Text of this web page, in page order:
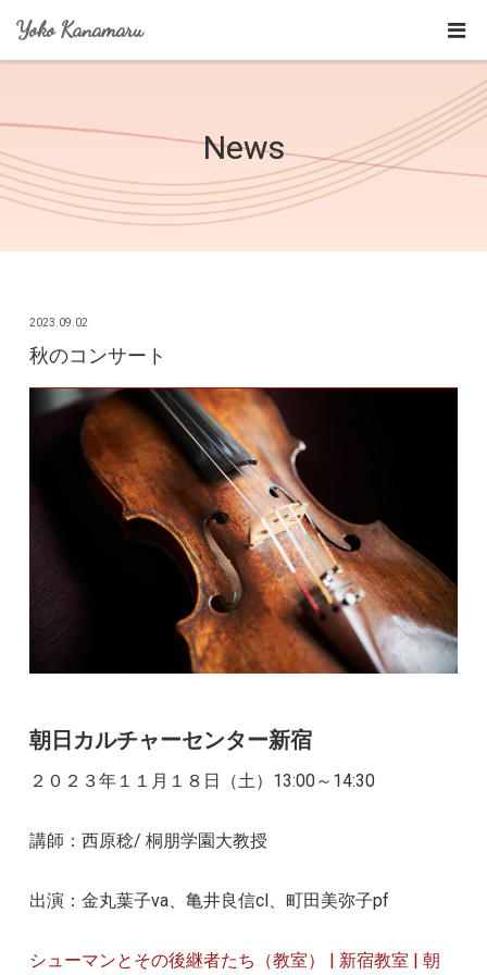
Yoko Kanamaru
News
秋のコンサート
2023.09.02
朝日カルチャーセンター新宿
２０２３年１１月１８日（土）13:00～14:30
講師：西原稔/ 桐朋学園大教授
出演：金丸葉子va、亀井良信cl、町田美弥子pf
シューマンとその後継者たち（教室） | 新宿教室 | 朝